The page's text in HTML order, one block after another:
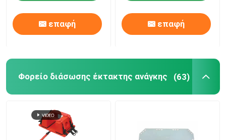
επαφή επαφή
Φορείο διάσωσης έκτακτης ανάγκης (63)